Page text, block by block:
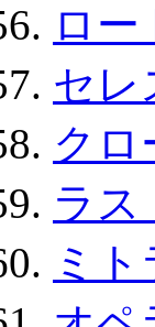
ロ
セレ
クロ
ラス
ミ